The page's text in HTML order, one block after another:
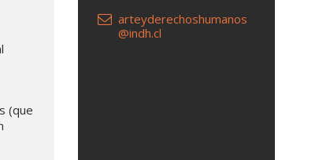
arteyderechoshumanos
@indh.cl
(que